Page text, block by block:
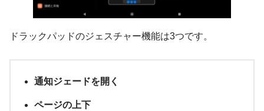
ドラックパッドのジェスチャー機能は3つです。
通知ジェードを開く
ページの上下